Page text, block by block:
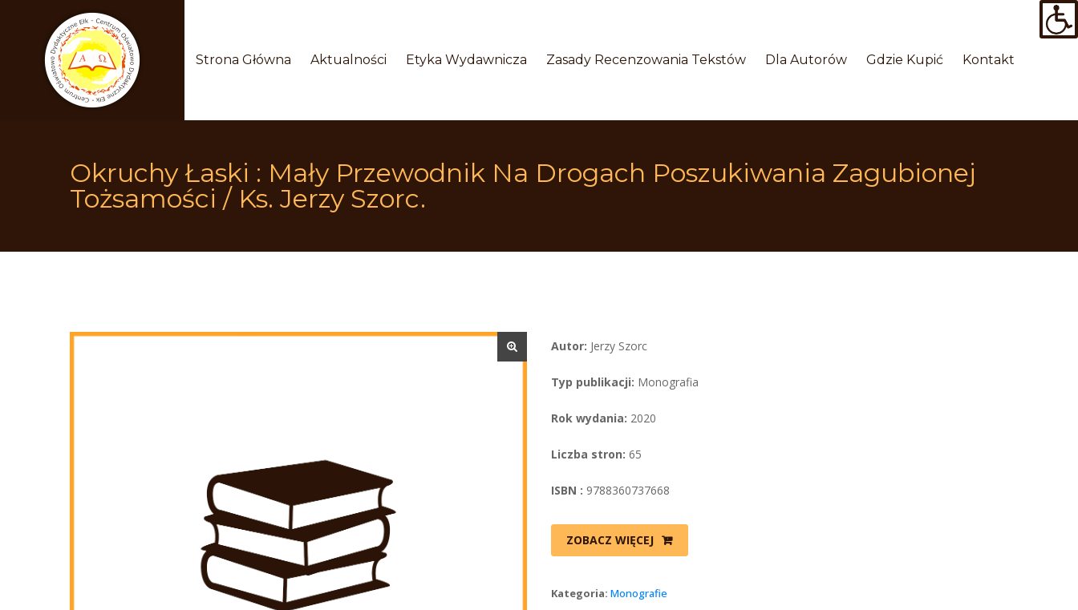
Strona Główna Aktualności Etyka Wydawnicza Zasady Recenzowania Tekstów Dla Autorów Gdzie Kupić Kontakt
Okruchy Łaski : Mały Przewodnik Na Drogach Poszukiwania Zagubionej
Tożsamości / Ks. Jerzy Szorc.
Autor: Jerzy Szorc
Typ publikacji: Monografia
Rok wydania: 2020
Liczba stron: 65
ISBN : 9788360737668
ZOBACZ WIĘCEJ
Kategoria: Monografie